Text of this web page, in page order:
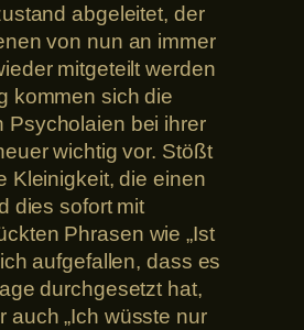
abgeleitet, der
von nun an immer
mitgeteilt werden
kommen sich die
Psycholaien bei ihrer
wichtig vor. Stößt
Kleinigkeit, die einen
dies sofort mit
Phrasen wie „Ist
aufgefallen, dass es
durchgesetzt hat,
auch „Ich wüsste nur